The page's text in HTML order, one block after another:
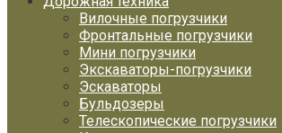
Вилочные погрузчики
Фронтальные погрузчики
Мини погрузчики
Экскаваторы-погрузчики
Эскаваторы
Бульдозеры
Телескопические погрузчики